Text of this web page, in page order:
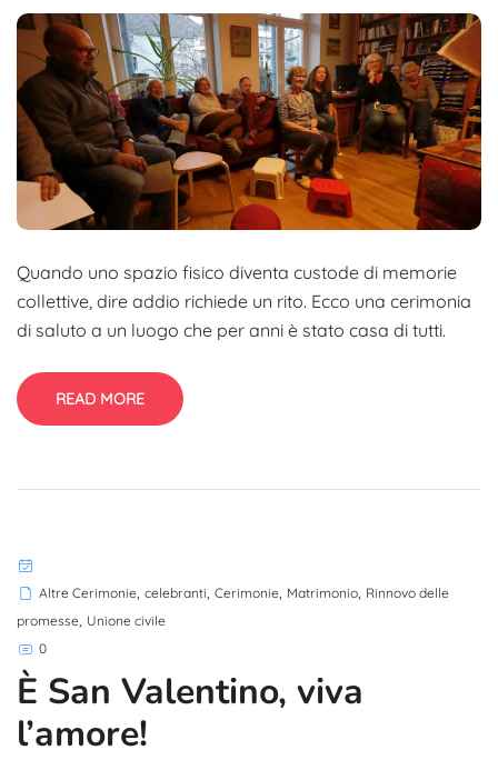
Quando uno spazio fisico diventa custode di memorie
collettive, dire addio richiede un rito. Ecco una cerimonia
di saluto a un luogo che per anni è stato casa di tutti.
READ MORE
Altre Cerimonie, celebranti, Cerimonie, Matrimonio, Rinnovo delle
promesse, Unione civile
0
È San Valentino, viva
l’amore!